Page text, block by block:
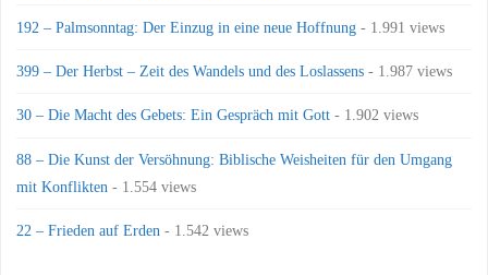
192 – Palmsonntag: Der Einzug in eine neue Hoffnung - 1.991 views
399 – Der Herbst – Zeit des Wandels und des Loslassens - 1.987 views
30 – Die Macht des Gebets: Ein Gespräch mit Gott - 1.902 views
88 – Die Kunst der Versöhnung: Biblische Weisheiten für den Umgang
mit Konflikten - 1.554 views
22 – Frieden auf Erden - 1.542 views